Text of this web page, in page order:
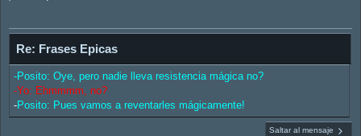
Re: Frases Epicas
-Posito: Oye, pero nadie lleva resistencia mágica no?
-Yo: Ehmmmm, no?
-Posito: Pues vamos a reventarles mágicamente!
Saltar al mensaje